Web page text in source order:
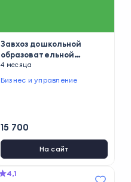
Завхоз дошкольной
образовательной
организации
4 месяца
Бизнес и управление
15 700
На сайт
4,1